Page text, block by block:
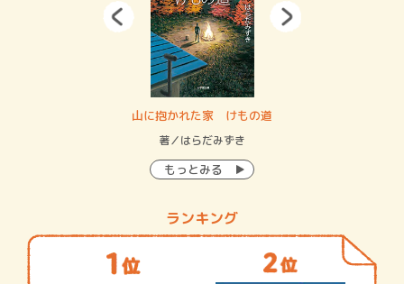
山に抱かれた家 けもの道
著／はらだみずき
もっとみる
ランキング